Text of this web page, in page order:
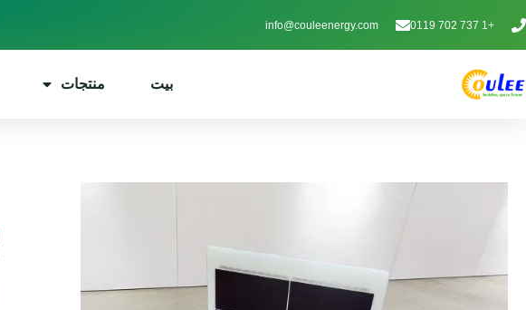
+1 737 702 0119
info@couleenergy.com
بيت منتجات